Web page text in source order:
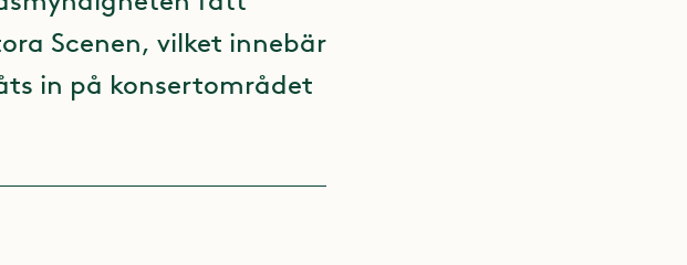
Scenen, vilket innebär
in på konsertområdet